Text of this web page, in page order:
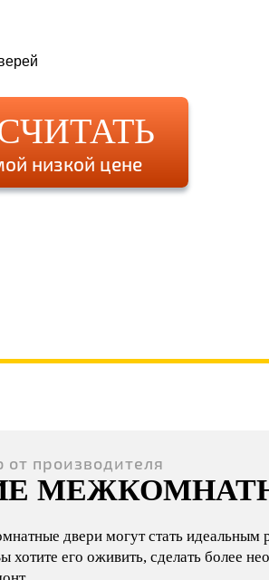
низкой цене
производителя
двери могут стать
хотите его оживить, сделать более